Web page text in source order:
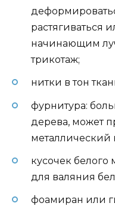
растягиваться
начинающим
трикотаж;
нитки в тон
фурнитура:
дерева, может
металлический
кусочек белого
для валяния
фоамиран или